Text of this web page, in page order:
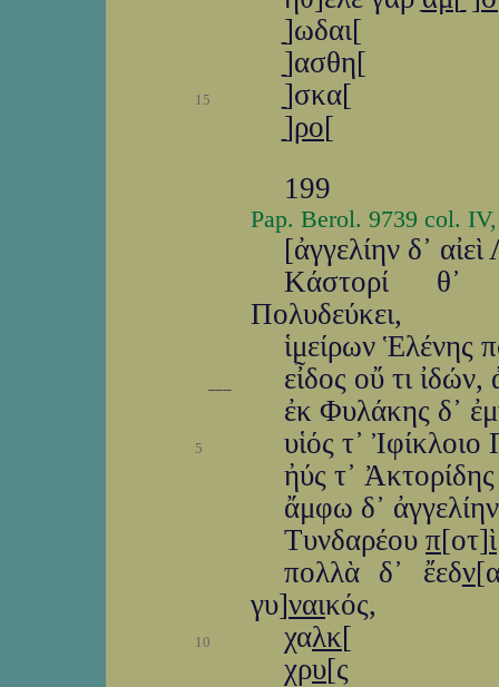
ַַ]ַωδαι[
ַַַ]ασθη[
15
ַַַ]σκα[
ַַַַ]ρο[
199
Pap. Berol. 9739 col.
[ἀγγελίην δ᾽
Κάστορί θ᾽
Πολυδεύκει,
ἱμείρων Ἑλένης
εἶδος οὔ τι
ἐκ Φυλάκης δ᾽
5
υἱός τ᾽
ἠύς τ᾽
ἄμφω δ᾽
Τυνδαρέου π[οτ]ὶ
πολλὰ δ᾽ ἔεδν
γυ]ναικός,
10 χαλκ[
χρυ[ς